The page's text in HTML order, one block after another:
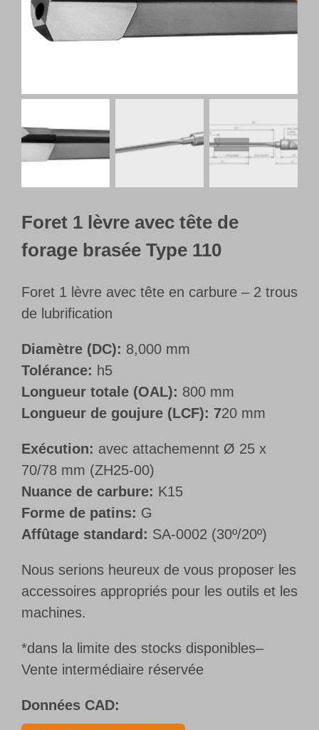
Français
Foret 1 lèvre avec tête de
forage brasée Type 110
Foret 1 lèvre avec tête en carbure – 2 trous
de lubrification
Diamètre (DC): 8,000 mm
Tolérance: h5
Longueur totale (OAL): 800 mm
Longueur de goujure (LCF): 720 mm
Exécution: avec attachemennt Ø 25 x
70/78 mm (ZH25-00)
Nuance de carbure: K15
Forme de patins: G
Affûtage standard: SA-0002 (30º/20º)
Nous serions heureux de vous proposer les
accessoires appropriés pour les outils et les
machines.
*dans la limite des stocks disponibles–
Vente intermédiaire réservée
Données CAD: